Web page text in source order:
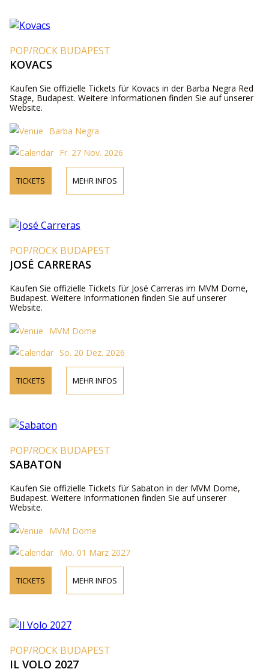
POP/ROCK BUDAPEST
KOVACS
Kaufen Sie offizielle Tickets für Kovacs in der Barba Negra Red
Stage, Budapest. Weitere Informationen finden Sie auf unserer
Website.
Barba Negra
Fr. 27 Nov. 2026
TICKETS MEHR INFOS
POP/ROCK BUDAPEST
JOSÉ CARRERAS
Kaufen Sie offizielle Tickets für José Carreras im MVM Dome,
Budapest. Weitere Informationen finden Sie auf unserer
Website.
MVM Dome
So. 20 Dez. 2026
TICKETS MEHR INFOS
POP/ROCK BUDAPEST
SABATON
Kaufen Sie offizielle Tickets für Sabaton in der MVM Dome,
Budapest. Weitere Informationen finden Sie auf unserer
Website.
MVM Dome
Mo. 01 März 2027
TICKETS MEHR INFOS
POP/ROCK BUDAPEST
IL VOLO 2027